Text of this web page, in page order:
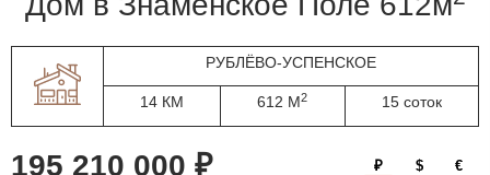
РУБЛЁВО-УСПЕНСКОЕ
14 КМ 612 М2 15 соток
195 210 000 ₽ ₽ $ €